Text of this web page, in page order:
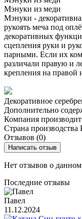
Мэнуки из меди
Мэнуки -
рукоять меча под
декоративных
сцепления руки и
парными. Если их
различали правую и
крепления на правой
Декоративное
Дополнительно
Компания
Страна производства
Отзывов (0)
Написать отзыв
Нет отзывов о данном
Последние отзывы
Павел
11.12.2024